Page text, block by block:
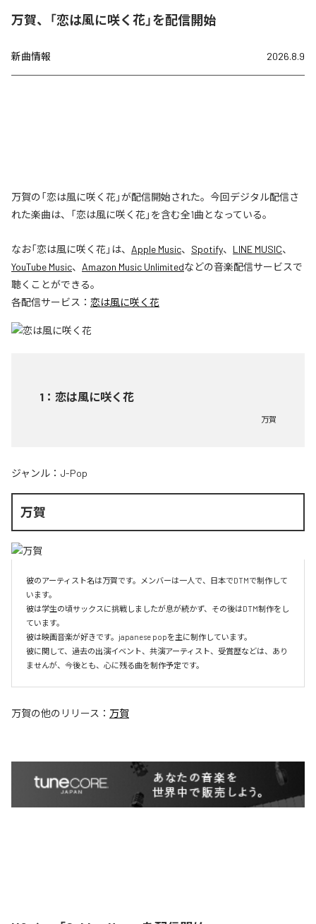
万賀、「恋は風に咲く花」を配信開始
新曲情報 2026.8.9
万賀の「恋は風に咲く花」が配信開始された。今回デジタル配信さ
れた楽曲は、「恋は風に咲く花」を含む全1曲となっている。
なお「恋は風に咲く花」は、 Apple Music、 Spotify、 LINE MUSIC、
YouTube Music、 Amazon Music Unlimitedなどの音楽配信サービスで
聴くことができる。
各配信サービス： 恋は風に咲く花
1 ： 恋は風に咲く花
万賀
ジャンル： J-Pop
万賀
彼のアーティスト名は万賀です。メンバーは一人で、日本でDTMで制作して
います。
彼は学生の頃サックスに挑戦しましたが息が続かず、その後はDTM制作をし
ています。
彼は映画音楽が好きです。japanese popを主に制作しています。
彼に関して、過去の出演イベント、共演アーティスト、受賞歴などは、あり
ませんが、今後とも、心に残る曲を制作予定です。
万賀の他のリリース： 万賀